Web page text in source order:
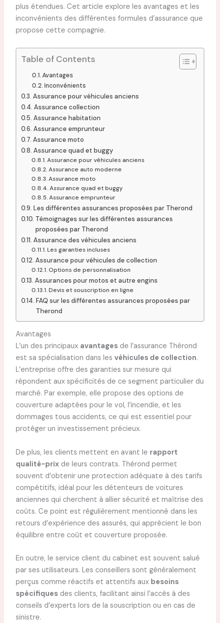
plus étendues. Cet article explore les avantages et les
inconvénients des différentes formules d’assurance que
propose cette compagnie.
Table of Contents
Avantages
Inconvénients
Assurance pour véhicules anciens
Assurance collection
Assurance habitation
Assurance emprunteur
Assurance moto
Assurance quad et buggy
Assurance pour véhicules anciens
Assurance auto moderne
Assurance moto
Assurance quad et buggy
Assurance emprunteur
Les différentes assurances proposées par Therond
Témoignages sur les différentes assurances
proposées par Therond
Assurance des véhicules anciens
Les garanties incluses
Assurance pour véhicules de collection
Options de personnalisation
Assurances pour motos et autre engins
Devis et souscription en ligne
FAQ sur les différentes assurances proposées par
Therond
Avantages
L’un des principaux avantagesde l’assurance Thérond
est sa spécialisation dans les véhicules de collection.
L’entreprise offre des garanties sur mesure qui
répondent aux spécificités de ce segment particulier du
marché. Par exemple, elle propose des options de
couverture adaptées pour le vol, l’incendie, et les
dommages tous accidents, ce qui est essentiel pour
protéger un investissement précieux.
De plus, les clients mettent en avant le rapport
qualité-prixde leurs contrats. Thérond permet
souvent d’obtenir une protection adéquate à des tarifs
compétitifs, idéal pour les détenteurs de voitures
anciennes qui cherchent à allier sécurité et maîtrise des
coûts. Ce point est régulièrement mentionné dans les
retours d’expérience des assurés, qui apprécient le bon
équilibre entre coût et couverture proposée.
En outre, le service client du cabinet est souvent salué
par ses utilisateurs. Les conseillers sont généralement
perçus comme réactifs et attentifs aux besoins
spécifiquesdes clients, facilitant ainsi l’accès à des
conseils d’experts lors de la souscription ou en cas de
sinistre.